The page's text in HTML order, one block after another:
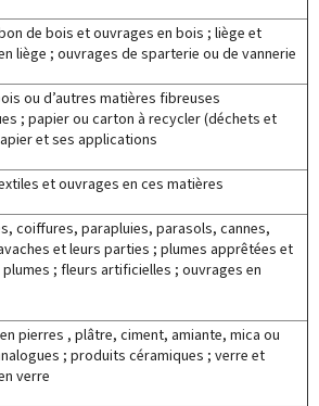
de bois et ouvrages en bois ; liège et
liège ; ouvrages de sparterie ou de vannerie
ou d’autres matières fibreuses
; papier ou carton à recycler (déchets et
et ses applications
et ouvrages en ces matières
coiffures, parapluies, parasols, cannes,
et leurs parties ; plumes apprêtées et
; fleurs artificielles ; ouvrages en
pierres , plâtre, ciment, amiante, mica ou
; produits céramiques ; verre et
verre